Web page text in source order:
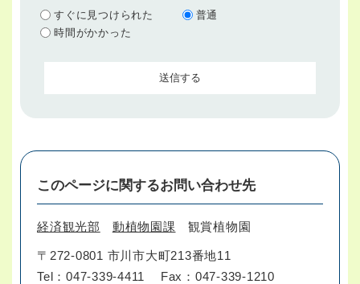
すぐに見つけられた
普通
時間がかかった
このページに関するお問い合わせ先
経済観光部 動植物園課 観賞植物園
〒272-0801 市川市大町213番地11
Tel：047-339-4411
Fax：047-339-1210